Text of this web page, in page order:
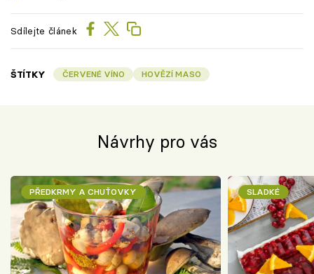
Sdílejte článek
ŠTÍTKY ČERVENÉ VÍNO HOVĚZÍ MASO
Návrhy pro vás
PŘEDKRMY A CHUŤOVKY SLADKÉ